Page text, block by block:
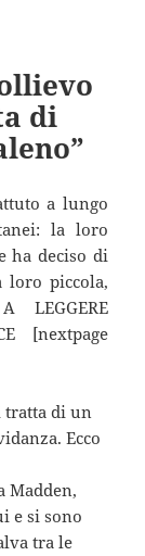
di
a lungo
la loro
ha deciso di
loro piccola,
LEGGERE
[nextpage
tratta di un
Ecco
Madden,
e si sono
tra le